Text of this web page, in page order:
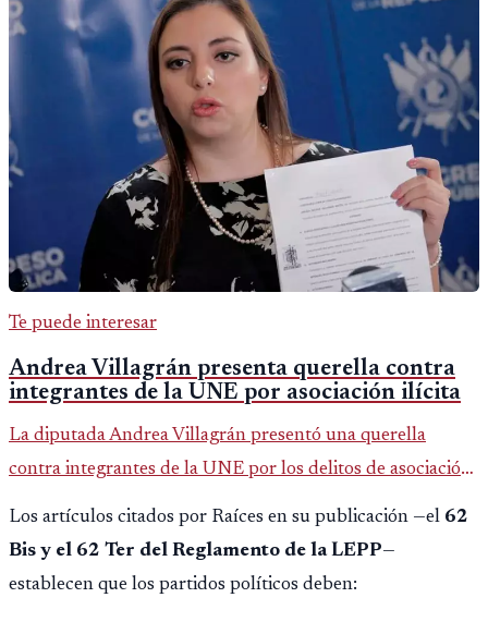
Te puede interesar
Andrea Villagrán presenta querella contra
integrantes de la UNE por asociación ilícita
La diputada Andrea Villagrán presentó una querella
contra integrantes de la UNE por los delitos de asociación
ilícita, terrorismo y sedición.
Los artículos citados por Raíces en su publicación —el 62
Bis y el 62 Ter del Reglamento de la LEPP—
establecen que los partidos políticos deben: